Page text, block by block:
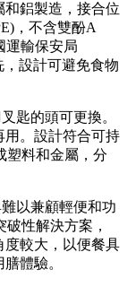
鋁製造，接合位
，不含雙酚A
運輸保安局
，設計可避免食物
匙的頭可更換。
用。設計符合可持
塑料和金屬，分
以兼顧輕便和功
性解決方案，
度較大，以便餐具
體驗。